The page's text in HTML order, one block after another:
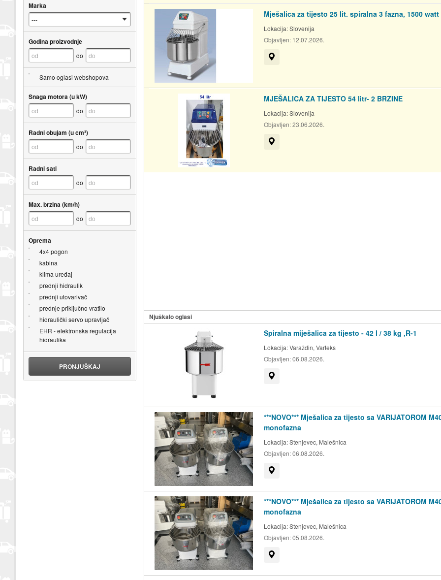
Mješalica za tijesto 25 lit. spiralna 3 fazna, 1500 watt
Lokacija:Slovenija
Objavljen: 12.07.2026.
MJEŠALICA ZA TIJESTO 54 litr- 2 BRZINE
Lokacija:Slovenija
Objavljen:23.06.2026.
Njuškalo oglasi
Spiralna miješalica za tijesto - 42 l / 38 kg ,R-1
Lokacija:Varaždin, Varteks
Objavljen:06.08.2026.
***NOVO*** Mješalica za tijesto sa VARIJATOROM
monofazna
Lokacija:Stenjevec, Malešnica
Objavljen:06.08.2026.
***NOVO*** Mješalica za tijesto sa VARIJATOROM
monofazna
Lokacija:Stenjevec, Malešnica
Objavljen:05.08.2026.
Marka
Godina proizvodnje
do
Samo oglasi webshopova
Snaga motora (u kW)
do
Radni obujam (u cm³)
do
Radni sati
do
Max. brzina (km/h)
do
Oprema
4x4 pogon
kabina
klima uređaj
prednji hidraulik
prednji utovarivač
prednje priključno vratilo
hidraulički servo upravljač
EHR - elektronska regulacija
hidraulika
PRONJUŠKAJ